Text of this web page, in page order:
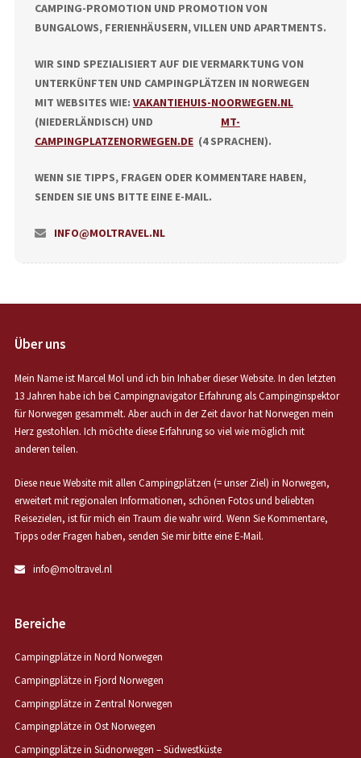
CAMPING-PROMOTION UND PROMOTION VON
BUNGALOWS, FERIENHÄUSERN, VILLEN UND APARTMENTS.
WIR SIND SPEZIALISIERT AUF DIE VERMARKTUNG VON
UNTERKÜNFTEN UND CAMPINGPLÄTZEN IN NORWEGEN
MIT WEBSITES WIE: VAKANTIEHUIS-NOORWEGEN.NL
(NIEDERLÄNDISCH) UND MT-
CAMPINGPLATZENORWEGEN.DE(4 SPRACHEN).
WENN SIE TIPPS, FRAGEN ODER KOMMENTARE HABEN,
SENDEN SIE UNS BITTE EINE E-MAIL.
INFO@MOLTRAVEL.NL
Über uns
Mein Name ist Marcel Mol und ich bin Inhaber dieser Website. In den letzten
13 Jahren habe ich bei Campingnavigator Erfahrung als Campinginspektor
für Norwegen gesammelt. Aber auch in der Zeit davor hat Norwegen mein
Herz gestohlen. Ich möchte diese Erfahrung so viel wie möglich mit
anderen teilen.
Diese neue Website mit allen Campingplätzen (= unser Ziel) in Norwegen,
erweitert mit regionalen Informationen, schönen Fotos und beliebten
Reisezielen, ist für mich ein Traum die wahr wird. Wenn Sie Kommentare,
Tipps oder Fragen haben, senden Sie mir bitte eine E-Mail.
info@moltravel.nl
Bereiche
Campingplätze in Nord Norwegen
Campingplätze in Fjord Norwegen
Campingplätze in Zentral Norwegen
Campingplätze in Ost Norwegen
Campingplätze in Südnorwegen – Südwestküste